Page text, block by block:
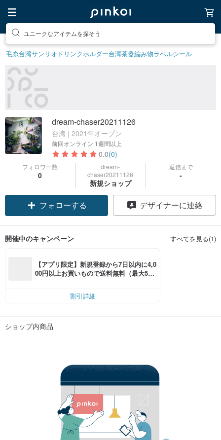
ユニークなアイテムを探そう
毛糸台湾サンリオ ドリンクホルダー台湾茶器編み物ラベルシール
dream-chaser20211126
台湾 | 2021年オープン
前回オンライン 1週間以上
0.0(0)
フォロワー数
0
dream-
chaser20211126
新規ショップ
返信まで
-
フォローする デザイナーに連絡
開催中のキャンペーン すべてを見る(1)
【アプリ限定】新規登録から7日以内に4,0
00円以上お買いもので送料無料（最大500
割引詳細
ショップ内商品